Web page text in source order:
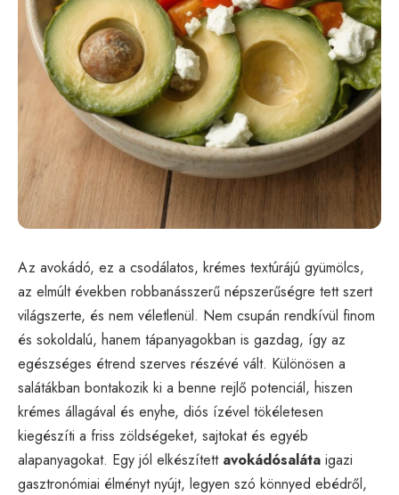
Az avokádó, ez a csodálatos, krémes textúrájú gyümölcs,
az elmúlt években robbanásszerű népszerűségre tett szert
világszerte, és nem véletlenül. Nem csupán rendkívül finom
és sokoldalú, hanem tápanyagokban is gazdag, így az
egészséges étrend szerves részévé vált. Különösen a
salátákban bontakozik ki a benne rejlő potenciál, hiszen
krémes állagával és enyhe, diós ízével tökéletesen
kiegészíti a friss zöldségeket, sajtokat és egyéb
alapanyagokat. Egy jól elkészített avokádósaláta igazi
gasztronómiai élményt nyújt, legyen szó könnyed ebédről,